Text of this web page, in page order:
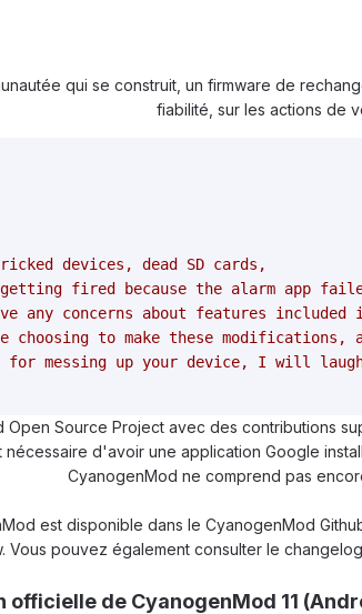
qui se construit, un firmware de
fiabilité, sur les actions de
devices, dead SD cards,
fired because the alarm app
any concerns about features included
choosing to make these modifications,
messing up your device, I will
Source Project avec des contributions
d'avoir une application Google
CyanogenMod ne comprend pas
est disponible dans le CyanogenMod
Vous pouvez également consulter le
officielle de CyanogenMod 11